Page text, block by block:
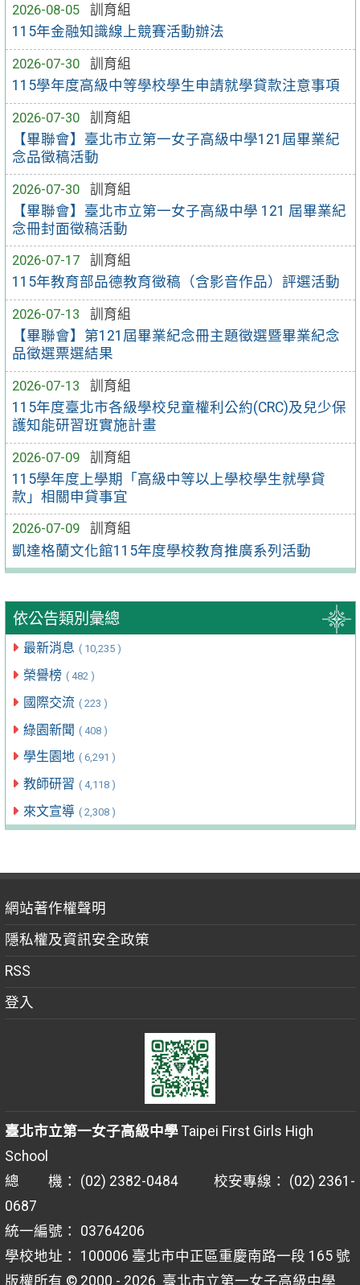
2026-08-05
訓育組
115年金融知識線上競賽活動辦法
2026-07-30
訓育組
115學年度高級中等學校學生申請就學貸款注意事項
2026-07-30
訓育組
【畢聯會】臺北市立第一女子高級中學121屆畢業紀
念品徵稿活動
2026-07-30
訓育組
【畢聯會】臺北市立第一女子高級中學 121 屆畢業紀
念冊封面徵稿活動
2026-07-17
訓育組
115年教育部品德教育徵稿（含影音作品）評選活動
2026-07-13
訓育組
【畢聯會】第121屆畢業紀念冊主題徵選暨畢業紀念
品徵選票選結果
2026-07-13
訓育組
115年度臺北市各級學校兒童權利公約(CRC)及兒少保
護知能研習班實施計畫
2026-07-09
訓育組
115學年度上學期「高級中等以上學校學生就學貸
款」相關申貸事宜
2026-07-09
訓育組
凱達格蘭文化館115年度學校教育推廣系列活動
依公告類別彙總
最新消息 ( 10,235 )
榮譽榜 ( 482 )
國際交流 ( 223 )
綠園新聞 ( 408 )
學生園地 ( 6,291 )
教師研習 ( 4,118 )
來文宣導 ( 2,308 )
網站著作權聲明
隱私權及資訊安全政策
RSS
登入
臺北市立第一女子高級中學Taipei First Girls High
School
總 機： (02) 2382-0484 校安專線： (02) 2361-
0687
統一編號： 03764206
學校地址： 100006 臺北市中正區重慶南路一段 165 號
版權所有 © 2000 - 2026 臺北市立第一女子高級中學